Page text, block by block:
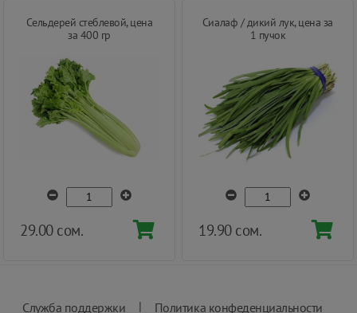
Сельдерей стеблевой, цена
за 400 гр
29.00 сом.
Сиалаф / дикий лук, цена за
1 пучок
19.90 сом.
Служба поддержки | Политика конфеденциальности